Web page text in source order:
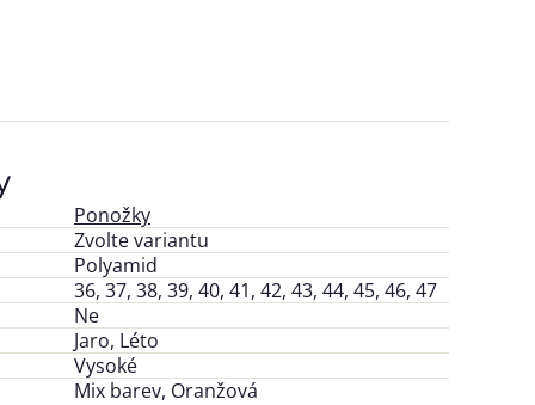
Ponožky
Zvolte variantu
Polyamid
36, 37, 38, 39, 40, 41, 42, 43, 44, 45, 46, 47
Ne
Jaro, Léto
Vysoké
Mix barev, Oranžová